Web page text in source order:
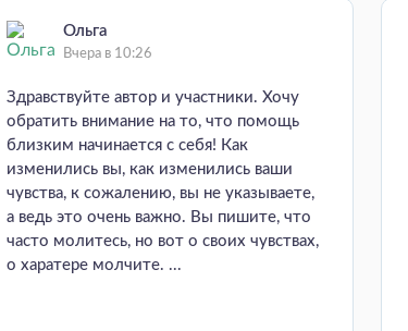
Ольга
Вчера в 10:26
Здравствуйте автор и участники. Хочу
обратить внимание на то, что помощь
близким начинается с себя! Как
изменились вы, как изменились ваши
чувства, к сожалению, вы не указываете,
а ведь это очень важно. Вы пишите, что
часто молитесь, но вот о своих чувствах,
о харатере молчите. ...